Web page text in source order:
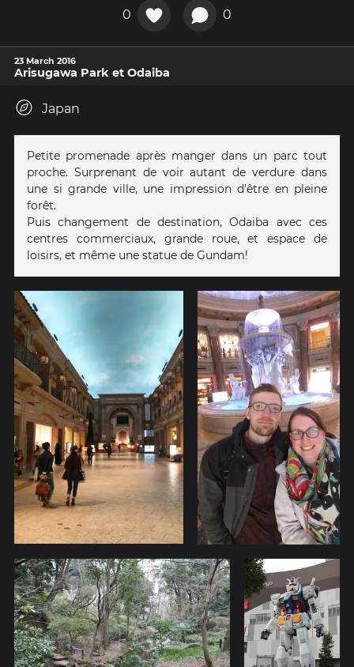
0 0
23 March 2016
Arisugawa Park et Odaiba
Japan
Petite promenade après manger dans un parc tout
proche. Surprenant de voir autant de verdure dans
une si grande ville, une impression d'être en pleine
forêt.
Puis changement de destination, Odaiba avec ces
centres commerciaux, grande roue, et espace de
loisirs, et même une statue de Gundam!